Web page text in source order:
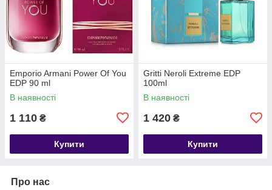
Emporio Armani Power Of You
EDP 90 ml
В наявності
1 110 ₴
Купити
Gritti Neroli Extreme EDP
100ml
В наявності
1 420 ₴
Купити
Про нас